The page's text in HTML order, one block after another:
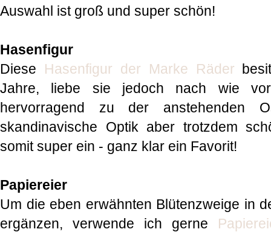
Auswahl ist groß und super schön!
Hasenfigur
Diese Hasenfigur der Marke Räder
Jahre, liebe sie jedoch nach wie
hervorragend zu der anstehenden
skandinavische Optik aber trotzdem
somit super ein - ganz klar ein Favorit!
Papiereier
Um die eben erwähnten Blütenzweige in
ergänzen, verwende ich gerne